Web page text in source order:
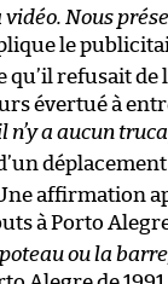
vidéo. Nous
le
qu’il refusait
évertué à
a aucun
affirmation
à Porto
ou la